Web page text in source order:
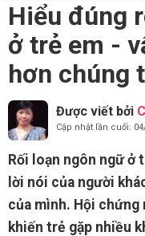
Hiểu đúng
ở trẻ em -
hơn chúng
Được viết bởi
Cập nhật lần cuối:
Rối loạn ngôn ngữ ở
lời nói của người
của mình. Hội chứng
khiến trẻ gặp nhiều